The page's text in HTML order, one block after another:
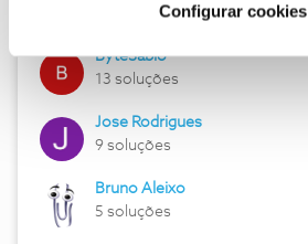
Configurar cookies
17 soluções
ByteSábio
13 soluções
Jose Rodrigues
9 soluções
Bruno Aleixo
5 soluções